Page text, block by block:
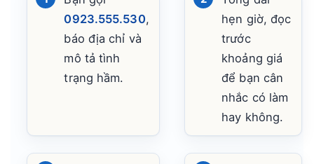
0923.555.530,
báo địa chỉ và
mô tả tình
trạng hầm.
hẹn giờ, đọc
trước
khoảng giá
để bạn cân
nhắc có làm
hay không.